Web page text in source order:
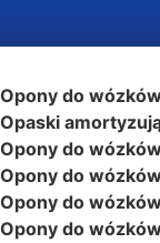
Opony do
Opaski
Opony do
Opony do
Opony do
Opony do